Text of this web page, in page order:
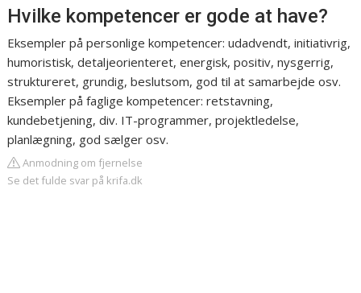
Hvilke kompetencer er gode at have?
Eksempler på personlige kompetencer: udadvendt, initiativrig,
humoristisk, detaljeorienteret, energisk, positiv, nysgerrig,
struktureret, grundig, beslutsom, god til at samarbejde osv.
Eksempler på faglige kompetencer: retstavning,
kundebetjening, div. IT-programmer, projektledelse,
planlægning, god sælger osv.
Anmodning om fjernelse
Se det fulde svar på krifa.dk